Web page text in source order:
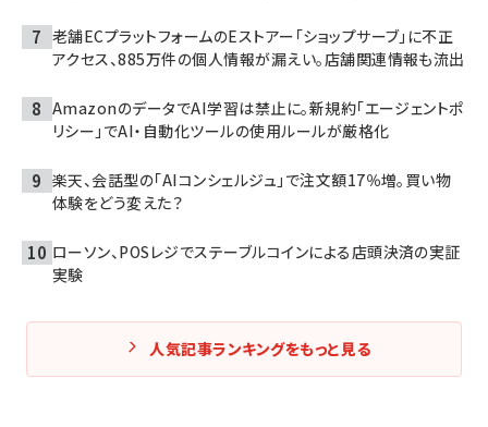
老舗ECプラットフォームのEストアー「ショップサーブ」に不正
アクセス、885万件の個人情報が漏えい。店舗関連情報も流出
AmazonのデータでAI学習は禁止に。新規約「エージェントポ
リシー」でAI・自動化ツールの使用ルールが厳格化
楽天、会話型の「AIコンシェルジュ」で注文額17％増。買い物
体験をどう変えた？
ローソン、POSレジでステーブルコインによる店頭決済の実証
実験
人気記事ランキングをもっと見る